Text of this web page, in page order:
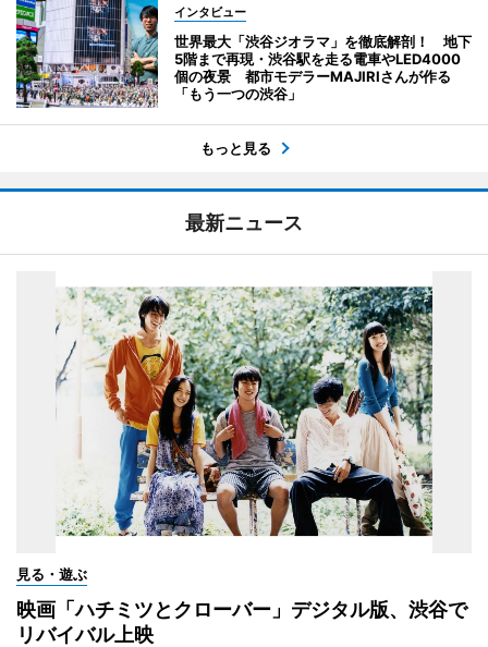
インタビュー
世界最大「渋谷ジオラマ」を徹底解剖！ 地下
5階まで再現・渋谷駅を走る電車やLED4000
個の夜景 都市モデラーMAJIRIさんが作る
「もう一つの渋谷」
もっと見る
最新ニュース
見る・遊ぶ
映画「ハチミツとクローバー」デジタル版、渋谷で
リバイバル上映